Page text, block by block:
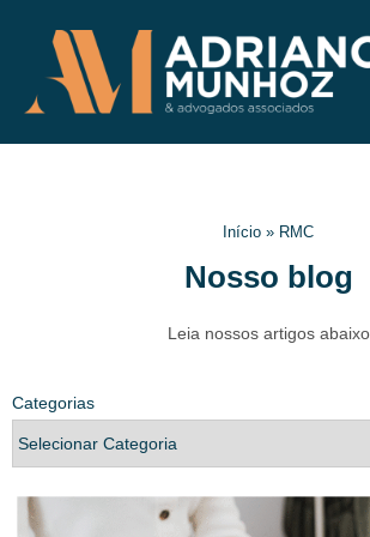
Início » RMC
Nosso blog
Leia nossos artigos abaixo
Categorias